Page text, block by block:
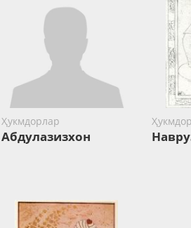
Ҳукмдорлар
Абдулазизхон